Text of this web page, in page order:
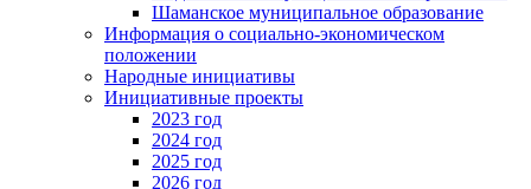
Шаманское муниципальное образование
Информация о социально-экономическом
положении
Народные инициативы
Инициативные проекты
2023 год
2024 год
2025 год
2026 год